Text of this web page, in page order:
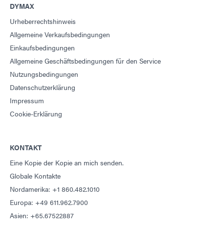
DYMAX
Urheberrechtshinweis
Allgemeine Verkaufsbedingungen
Einkaufsbedingungen
Allgemeine Geschäftsbedingungen für den Service
Nutzungsbedingungen
Datenschutzerklärung
Impressum
Cookie-Erklärung
KONTAKT
Eine Kopie der Kopie an mich senden.
Globale Kontakte
Nordamerika: +1 860.482.1010
Europa: +49 611.962.7900
Asien: +65.67522887